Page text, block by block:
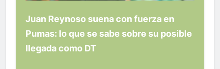
Juan Reynoso suena con fuerza en
Pumas: lo que se sabe sobre su posible
llegada como DT